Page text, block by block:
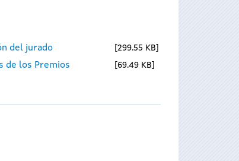
del jurado 299.55 KB
de los Premios 69.49 KB